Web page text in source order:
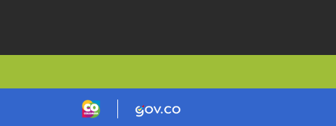
Logo marca ColombiaLogo Gobierno de Colombia